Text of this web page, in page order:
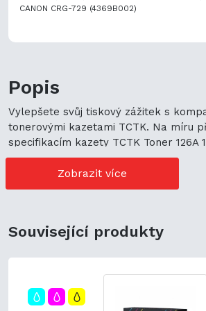
CANON CRG-729 (4369B002)
Popis
Vylepšete svůj tiskový zážitek s
tonerovými kazetami TCTK. Na míru
specifikacím kazety TCTK Toner 126A
5 ks CMYK (2x černá) kompatibilní s
Pro CP1000 CP1020 CP1021 CP1022
CP1025nw CP1026nw CP1027nw
kazeta TCTK slibuje působivý tiskový
Zobrazit více
Související produkty